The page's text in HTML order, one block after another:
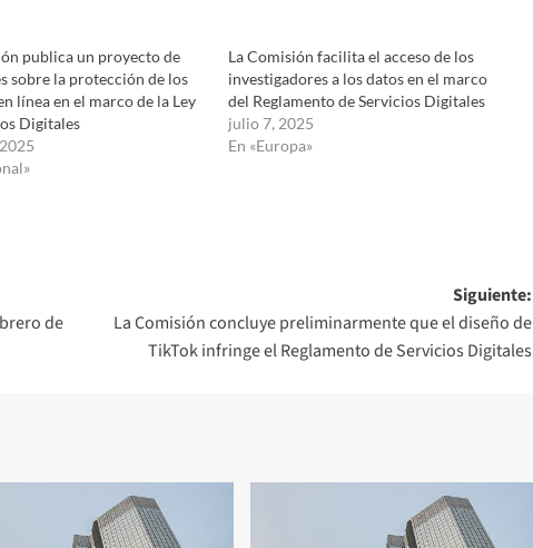
publica un proyecto de
sobre la protección de los
línea en el marco de la Ley
Digitales
La Comisión facilita el acceso de los
investigadores a los datos en el marco
del Reglamento de Servicios Digitales
julio 7, 2025
En «Europa»
de
Siguiente:
La Comisión concluye preliminarmente que el diseño de
TikTok infringe el Reglamento de Servicios Digitales